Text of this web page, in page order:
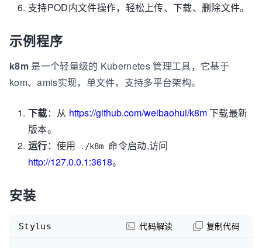
支持POD内文件操作，轻松上传、下载、删除文件。
示例程序
k8m 是一个轻量级的 Kubernetes 管理工具，它基于
kom、amis实现，单文件，支持多平台架构。
下载：从 https://github.com/weibaohui/k8m下载最新
版本。
运行：使用 ./k8m 命令启动,访问
http://127.0.0.1:3618。
安装
Stylus 代码解读 复制代码